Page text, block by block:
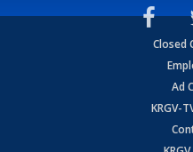
Closed
Ad
KRGV-